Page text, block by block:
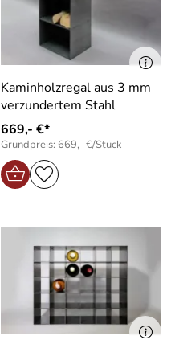
Kaminholzregal aus 3 mm
verzundertem Stahl
669,- €*
Grundpreis: 669,- €/Stück